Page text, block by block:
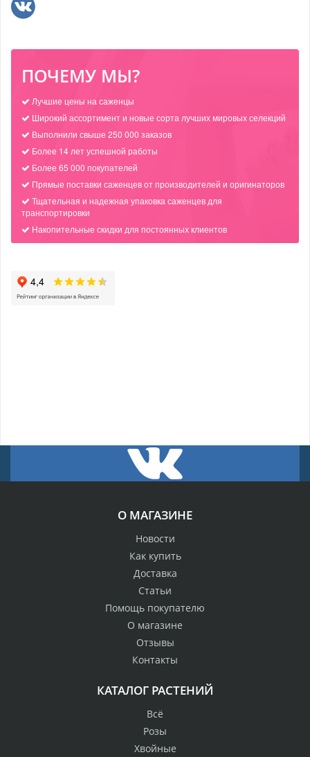
ПОЧЕМУ МЫ?
Лучшие цены на саженцы
Широкий ассортимент и новые сорта лучших мировых селекций
Выполнили свыше 250 000 заказов
Более 14 лет успешной работы
Более 65 000 покупателей
Прямые поставки саженцев от производителей и оригинаторов
Тщательная и надежная упаковка саженцев для
транспортировки
Накопительные скидки для постоянных клиентов
О МАГАЗИНЕ
Новости
Как купить
Доставка
Статьи
Помощь покупателю
О магазине
Отзывы
Контакты
КАТАЛОГ РАСТЕНИЙ
Всё
Розы
Хвойные